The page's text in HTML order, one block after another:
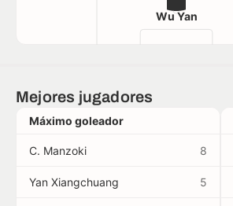
Wu Yan
Mejores jugadores
Máximo goleador
C. Manzoki 8
Yan Xiangchuang 5